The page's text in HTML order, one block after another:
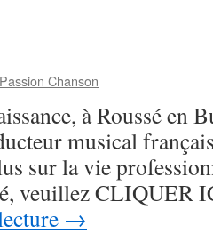
Passion Chanson
à Roussé en
musical
sur la vie
veuillez
→